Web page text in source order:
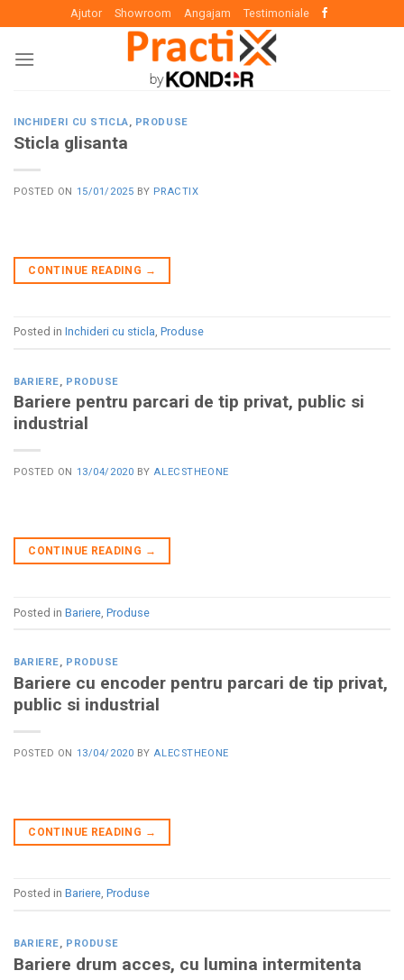
content
Ajutor Showroom Angajam Testimoniale
INCHIDERI CU STICLA, PRODUSE
Sticla glisanta
POSTED ON 15/01/2025 BY PRACTIX
CONTINUE READING →
Posted in Inchideri cu sticla Produse
BARIERE, PRODUSE
Bariere pentru parcari de tip privat, public si
industrial
POSTED ON 13/04/2020 BYALECSTHEONE
CONTINUE READING →
Posted in Bariere Produse
BARIERE, PRODUSE
Bariere cu encoder pentru parcari de tip privat,
public si industrial
POSTED ON 13/04/2020 BYALECSTHEONE
CONTINUE READING →
Posted in Bariere, Produse
BARIERE, PRODUSE
Bariere drum acces, cu lumina intermitenta